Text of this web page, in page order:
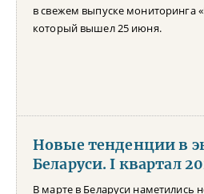
в свежем выпуске мониторинга
который вышел 25 июня.
Новые тенденции в
Беларуси. I квартал
В марте в Беларуси наметились